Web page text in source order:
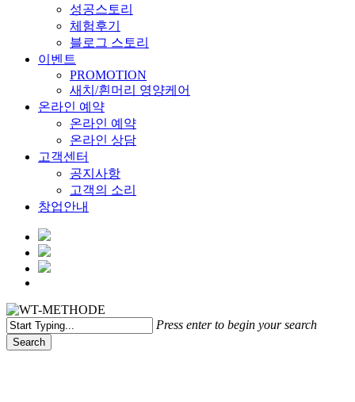
성공스토리
체험후기
블로그 스토리
이벤트
PROMOTION
새치/흰머리 영양케어
온라인 예약
온라인 예약
온라인 상담
고객센터
공지사항
고객의 소리
창업안내
Press enter to begin your search
Search